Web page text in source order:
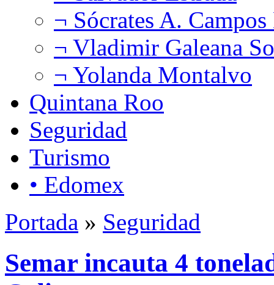
¬ Sócrates A.
¬ Vladimir Galeana
¬ Yolanda Montalvo
Quintana Roo
Seguridad
Turismo
• Edomex
Portada » Seguridad
Semar incauta 4